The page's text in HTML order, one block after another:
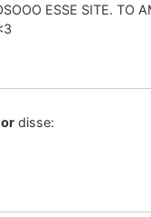
ESSE SITE. TO
disse: